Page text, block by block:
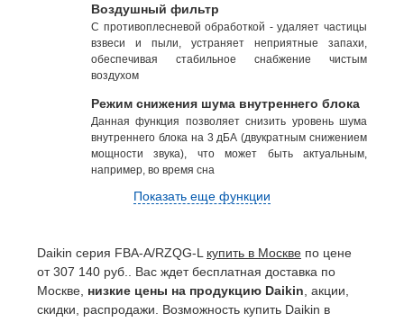
Воздушный фильтр
С противоплесневой обработкой - удаляет частицы
взвеси и пыли, устраняет неприятные запахи,
обеспечивая стабильное снабжение чистым
воздухом
Режим снижения шума внутреннего блока
Данная функция позволяет снизить уровень шума
внутреннего блока на 3 дБА (двукратным снижением
мощности звука), что может быть актуальным,
например, во время сна
Показать еще функции
Daikin серия FBA-A/RZQG-L купить в Москве по цене
от 307 140 руб.. Вас ждет бесплатная доставка по
Москве, низкие цены на продукцию Daikin , акции,
скидки, распродажи. Возможность купить Daikin в